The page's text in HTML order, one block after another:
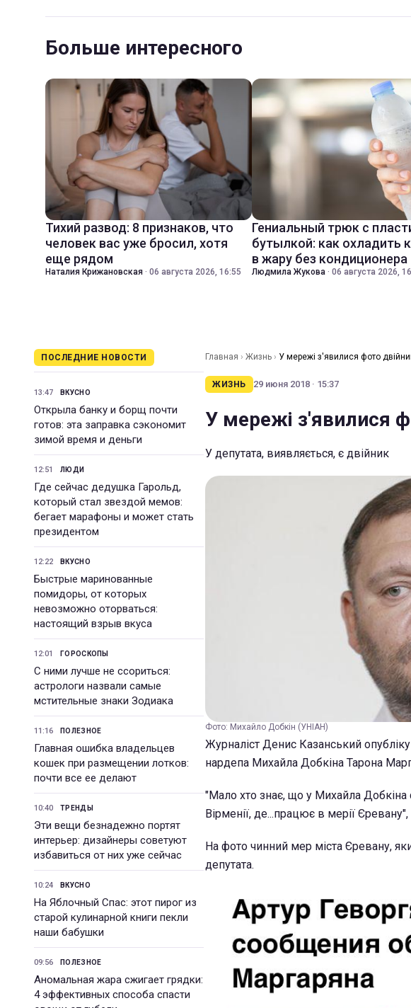
Больше интересного
Тихий развод: 8 признаков, что
человек вас уже бросил, хотя
еще рядом
Наталия Крижановская · 06 августа 2026, 16:55
Гениальный трюк с
бутылкой: как охладить
в жару без кондиционера
Людмила Жукова · 06 августа 2026,
ПОСЛЕДНИЕ НОВОСТИ
13:47 ВКУСНО
Открыла банку и борщ почти
готов: эта заправка сэкономит
зимой время и деньги
12:51 ЛЮДИ
Где сейчас дедушка Гарольд,
который стал звездой мемов:
бегает марафоны и может стать
президентом
12:22 ВКУСНО
Быстрые маринованные
помидоры, от которых
невозможно оторваться:
настоящий взрыв вкуса
12:01 ГОРОСКОПЫ
С ними лучше не ссориться:
астрологи назвали самые
мстительные знаки Зодиака
11:16 ПОЛЕЗНОЕ
Главная ошибка владельцев
кошек при размещении лотков:
почти все ее делают
10:40 ТРЕНДЫ
Эти вещи безнадежно портят
интерьер: дизайнеры советуют
избавиться от них уже сейчас
10:24 ВКУСНО
На Яблочный Спас: этот пирог из
старой кулинарной книги пекли
наши бабушки
09:56 ПОЛЕЗНОЕ
Аномальная жара сжигает грядки:
4 эффективных способа спасти
Главная › Жизнь › У мережі з'явилися фото
ЖИЗНЬ 29 июня 2018 · 15:37
У мережі з'явилися
У депутата, виявляється, є двійник
Фото: Михайло Добкін (УНІАН)
Журналіст Денис Казанський
нардепа Михайла Добкіна Тарона
"Мало хто знає, що у Михайла Добкіна
Вірменії, де...працює в мерії
На фото чинний мер міста Єревану,
депутата.